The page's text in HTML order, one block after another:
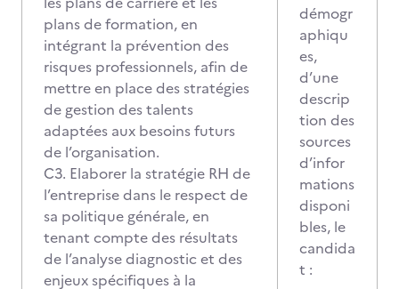
plans de formation, en
intégrant la prévention des
risques professionnels, afin de
mettre en place des stratégies
de gestion des talents
adaptées aux besoins futurs
de l’organisation.
C3. Elaborer la stratégie RH de
l’entreprise dans le respect de
sa politique générale, en
tenant compte des résultats
de l’analyse diagnostic et des
enjeux spécifiques à la
démogr
aphiqu
es,
d’une
descrip
tion des
sources
d’infor
mations
disponi
bles, le
candida
t :